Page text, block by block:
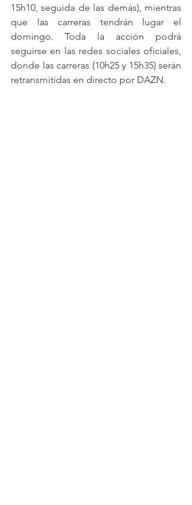
15h10, seguida de las demás), mientras
que las carreras tendrán lugar el
domingo. Toda la acción podrá
seguirse en las redes sociales oficiales,
donde las carreras (10h25 y 15h35) serán
retransmitidas en directo por DAZN.